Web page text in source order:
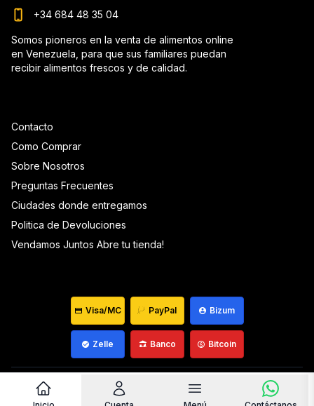
Contacto
Como Comprar
Sobre Nosotros
Preguntas Frecuentes
Ciudades donde entregamos
Politica de Devoluciones
Vendamos Juntos Abre tu tienda!
+34 684 48 35 04
Somos pioneros en la venta de alimentos online
en Venezuela, para que sus familiares puedan
recibir alimentos frescos y de calidad.
Visa/MC PayPal Bizum
Zelle Banco Bitcoin
Venezuela © Que Mantequilla
Desarrollado por wiagowin.com